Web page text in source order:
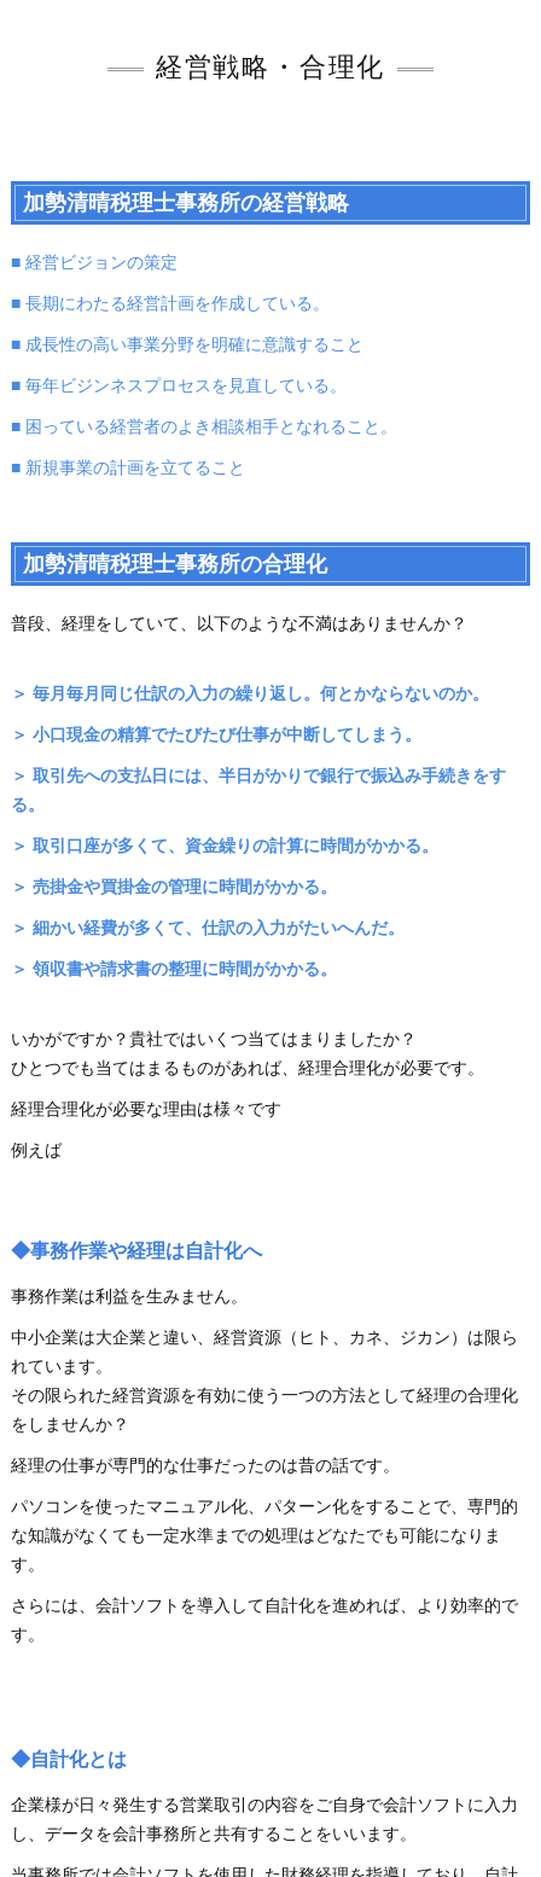
経営戦略・合理化
加勢清晴税理士事務所の経営戦略
■ 経営ビジョンの策定
■ 長期にわたる経営計画を作成している。
■ 成長性の高い事業分野を明確に意識すること
■ 毎年ビジンネスプロセスを見直している。
■ 困っている経営者のよき相談相手となれること。
■ 新規事業の計画を立てること
加勢清晴税理士事務所の合理化
普段、経理をしていて、以下のような不満はありませんか？
＞ 毎月毎月同じ仕訳の入力の繰り返し。何とかならないのか。
＞ 小口現金の精算でたびたび仕事が中断してしまう。
＞ 取引先への支払日には、半日がかりで銀行で振込み手続きをす
る。
＞ 取引口座が多くて、資金繰りの計算に時間がかかる。
＞ 売掛金や買掛金の管理に時間がかかる。
＞ 細かい経費が多くて、仕訳の入力がたいへんだ。
＞ 領収書や請求書の整理に時間がかかる。
いかがですか？貴社ではいくつ当てはまりましたか？
ひとつでも当てはまるものがあれば、経理合理化が必要です。
経理合理化が必要な理由は様々です
例えば
◆事務作業や経理は自計化へ
事務作業は利益を生みません。
中小企業は大企業と違い、経営資源（ヒト、カネ、ジカン）は限ら
れています。
その限られた経営資源を有効に使う一つの方法として経理の合理化
をしませんか？
経理の仕事が専門的な仕事だったのは昔の話です。
パソコンを使ったマニュアル化、パターン化をすることで、専門的
な知識がなくても一定水準までの処理はどなたでも可能になりま
す。
さらには、会計ソフトを導入して自計化を進めれば、より効率的で
す。
◆自計化とは
企業様が日々発生する営業取引の内容をご自身で会計ソフトに入力
し、データを会計事務所と共有することをいいます。